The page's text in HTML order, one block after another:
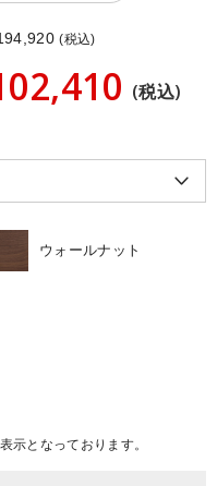
(税込)
(税込)
ウォールナット
示となっております。